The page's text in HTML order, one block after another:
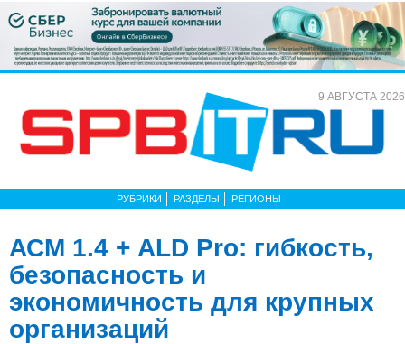
9 АВГУСТА 2026
РУБРИКИ РАЗДЕЛЫ РЕГИОНЫ
АСМ 1.4 + ALD Pro: гибкость,
безопасность и
экономичность для крупных
организаций